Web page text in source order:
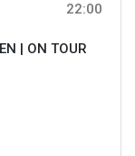
22:00
| ON TOUR